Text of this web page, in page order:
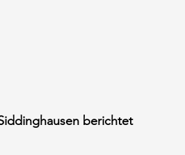
berichtet